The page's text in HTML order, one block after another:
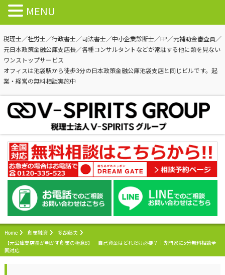
税理士／社労士／行政書士／司法書士／中小企業診断士／FP／元補助金審査員／
元日本政策金融公庫支店長／各種コンサルタントなどが常駐する他に類を見ない
ワンストップサービス
オフィスは池袋駅から徒歩3分の日本政策金融公庫池袋支店と同じビルです。起
業・経営の無料相談実施中
Home 創業融資
多胡藤夫
【元公庫支店長が明かす創業の極意8】 自己資金はどれだけ必要？｜専門家に5分無料相談全
国対応
MENU